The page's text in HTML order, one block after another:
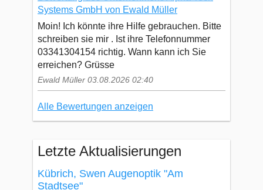
Systems GmbH von Ewald Müller
Moin! Ich könnte ihre Hilfe gebrauchen. Bitte
schreiben sie mir . Ist ihre Telefonnummer
03341304154 richtig. Wann kann ich Sie
erreichen? Grüsse
Ewald Müller 03.08.2026 02:40
Alle Bewertungen anzeigen
Letzte Aktualisierungen
Kübrich, Swen Augenoptik "Am
Stadtsee"